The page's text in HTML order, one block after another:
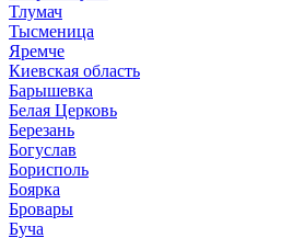
Тлумач
Тысменица
Яремче
Киевская область
Барышевка
Белая Церковь
Березань
Богуслав
Борисполь
Боярка
Бровары
Буча